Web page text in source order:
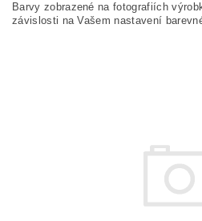
Barvy zobrazené na fotografiích
závislosti na Vašem nastavení